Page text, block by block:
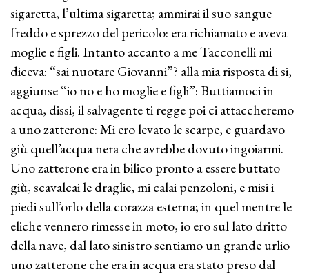
sigaretta, l’ultima sigaretta; ammirai il suo sangue
freddo e sprezzo del pericolo: era richiamato e aveva
moglie e figli. Intanto accanto a me Tacconelli mi
diceva: “sai nuotare Giovanni”? alla mia risposta di si,
aggiunse “io no e ho moglie e figli”: Buttiamoci in
acqua, dissi, il salvagente ti regge poi ci attaccheremo
a uno zatterone: Mi ero levato le scarpe, e guardavo
giù quell’acqua nera che avrebbe dovuto ingoiarmi.
Uno zatterone era in bilico pronto a essere buttato
giù, scavalcai le draglie, mi calai penzoloni, e misi i
piedi sull’orlo della corazza esterna; in quel mentre le
eliche vennero rimesse in moto, io ero sul lato dritto
della nave, dal lato sinistro sentiamo un grande urlio
uno zatterone che era in acqua era stato preso dal